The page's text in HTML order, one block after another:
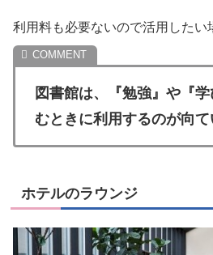
利用料も必要ないので活用したい
図書館は、『勉強』や『
むときに利用するのが向て
ホテルのラウンジ